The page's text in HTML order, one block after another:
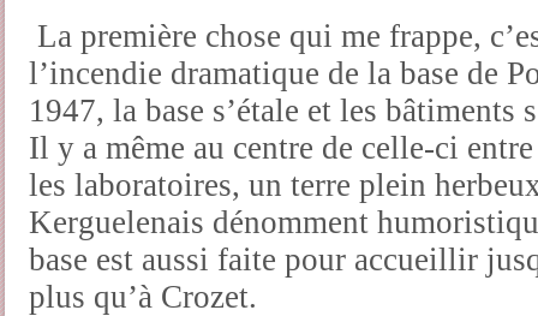
La première chose qui me frappe,
l’incendie dramatique de la base de
1947, la base s’étale et les bâtiments
Il y a même au centre de celle-ci
les laboratoires, un terre plein
Kerguelenais dénomment
base est aussi faite pour accueillir
plus qu’à Crozet.